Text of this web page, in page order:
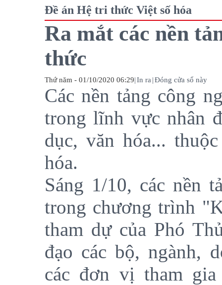
Đề án Hệ tri thức Việt số hóa
Ra mắt các nền
thức
Thứ năm - 01/10/2020 06:29|In ra |Đóng cửa sổ này
Các nền tảng công
trong lĩnh vực nhân
dục, văn hóa...
hóa.
Sáng 1/10, các nền
trong chương trình
tham dự của Phó
đạo các bộ, ngành,
các đơn vị tham